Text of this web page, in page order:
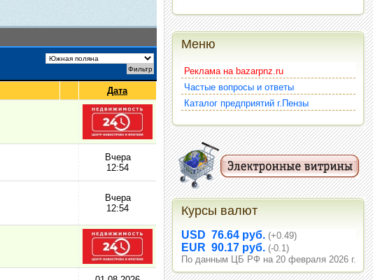
Дата
Вчера
12:54
Вчера
12:54
Меню
Реклама на bazarpnz.ru
Частые вопросы и ответы
Каталог предприятий г.Пензы
Курсы валют
USD 76.64 руб. (+0.49)
EUR 90.17 руб. (-0.1)
По данным ЦБ РФ на 20 февраля 2026 г.